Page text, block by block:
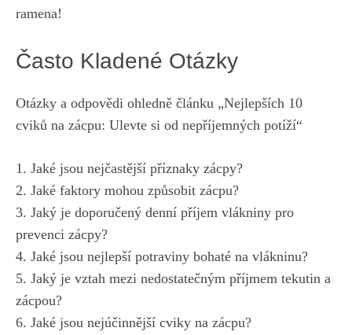
ramena!
Často Kladené Otázky
Otázky‌ a odpovědi ohledně článku „Nejlepších 10
cviků na zácpu: Ulevte si⁢ od nepříjemných potíží“
1. Jaké jsou nejčastější příznaky zácpy?
2. Jaké faktory mohou způsobit zácpu?
3. Jaký je doporučený denní​ příjem​ vlákniny pro
prevenci zácpy?
4. Jaké jsou ‌nejlepší potraviny bohaté na vlákninu?
5. Jaký je vztah mezi nedostatečným příjmem tekutin a
⁢zácpou?
6. Jaké jsou nejúčinnější cviky na zácpu?